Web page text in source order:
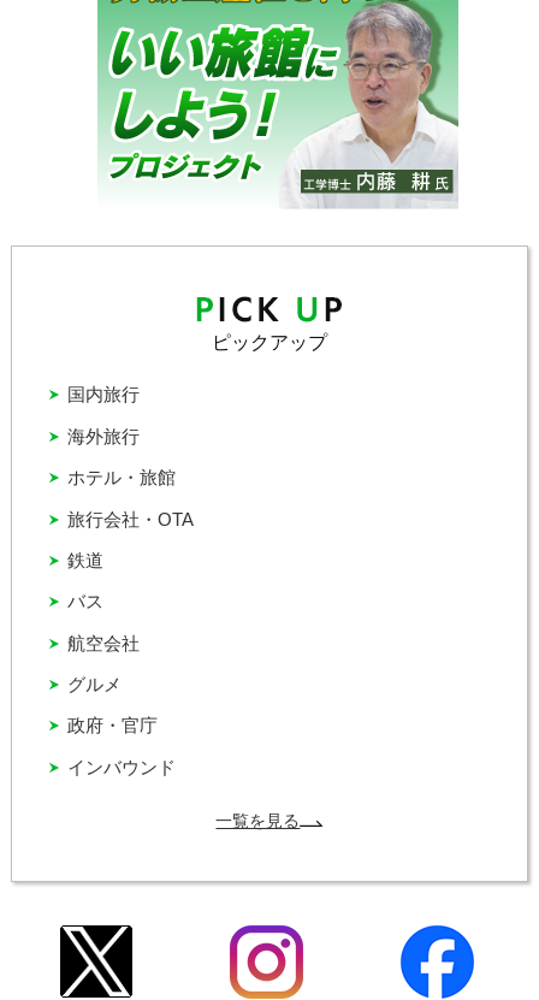
ピックアップ
インバウンド
グルメ
バス
ホテル・旅館
国内旅行
政府・官庁
旅行会社・OTA
海外旅行
航空会社
鉄道
一覧を見る